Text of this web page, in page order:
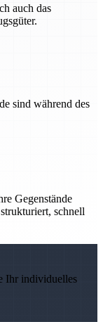
auch das
sind während des
Gegenstände
schnell
Ihr individuelles